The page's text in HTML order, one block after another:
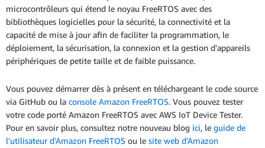
microcontrôleurs qui étend le noyau FreeRTOS avec des
bibliothèques logicielles pour la sécurité, la connectivité et la
capacité de mise à jour afin de faciliter la programmation, le
déploiement, la sécurisation, la connexion et la gestion d'appareils
périphériques de petite taille et de faible puissance.
Vous pouvez démarrer dès à présent en téléchargeant le code source
via GitHub ou la console Amazon FreeRTOS. Vous pouvez tester
votre code porté Amazon FreeRTOS avec AWS IoT Device Tester.
Pour en savoir plus, consultez notre nouveau blog ici, le guide de
l'utilisateur d'Amazon FreeRTOS ou le site web d'Amazon